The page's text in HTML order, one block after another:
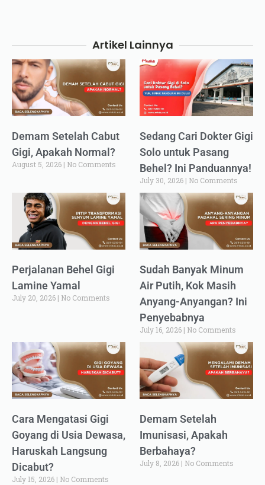
Artikel Lainnya
Demam Setelah Cabut
Gigi, Apakah Normal?
August 5, 2026 No Comments
Sedang Cari Dokter Gigi
Solo untuk Pasang
Behel? Ini Panduannya!
July 30, 2026 No Comments
Perjalanan Behel Gigi
Lamine Yamal
July 20, 2026 No Comments
Sudah Banyak Minum
Air Putih, Kok Masih
Anyang-Anyangan? Ini
Penyebabnya
July 16, 2026 No Comments
Cara Mengatasi Gigi
Goyang di Usia Dewasa,
Haruskah Langsung
Dicabut?
July 15, 2026 No Comments
Demam Setelah
Imunisasi, Apakah
Berbahaya?
July 8, 2026 No Comments